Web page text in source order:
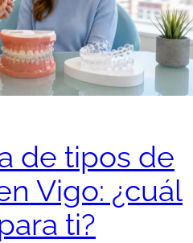
de tipos de
Vigo: ¿cuál
ti?